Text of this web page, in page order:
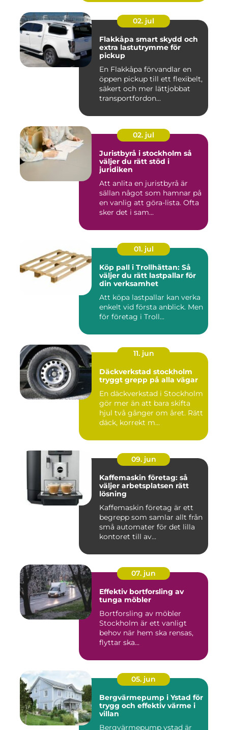
02. jul
Flakkåpa smart skydd och
extra lastutrymme för
pickup
En Flakkåpa förvandlar en
öppen pickup till ett flexibelt,
säkert och mer lättjobbat
transportfordon...
02. jul
Juristbyrå i stockholm så
väljer du rätt stöd i
juridiken
Att anlita en juristbyrå är
sällan något som hamnar på
en vanlig att göra-lista. Ofta
sker det i sam...
01. jul
Köp pall i Trollhättan: Så
väljer du rätt lastpallar för
din verksamhet
Att köpa lastpallar kan verka
enkelt vid första anblick. Men
för företag i Troll...
11. jun
Däckverkstad stockholm
tryggt grepp på alla vägar
En däckverkstad i Stockholm
gör mer än att bara skifta
hjul två gånger om året. Rätt
däck, korrekt m...
09. jun
Kaffemaskin företag: så
väljer arbetsplatsen rätt
lösning
Kaffemaskin företag är ett
begrepp som samlar allt från
små automater för det lilla
kontoret till av...
07. jun
Effektiv bortforsling av
tunga möbler
Bortforsling av möbler
Stockholm är ett vanligt
behov när hem ska rensas,
flyttar ska...
05. jun
Bergvärmepump i Ystad för
trygg och effektiv värme i
villan
Bergvärmepump ystad är